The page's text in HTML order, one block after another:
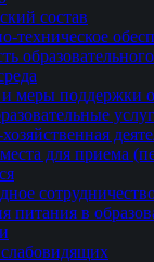
состав
техническое
меры поддержки
для приема
питания в